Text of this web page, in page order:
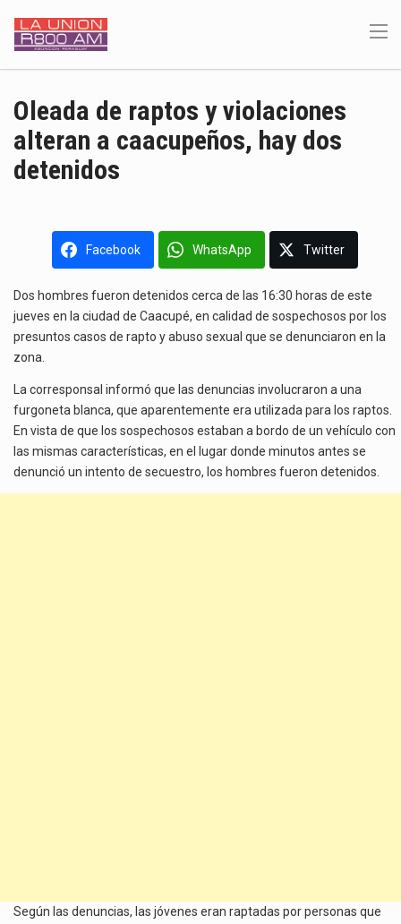
Oleada de raptos y violaciones
alteran a caacupeños, hay dos
detenidos
Facebook WhatsApp Twitter
Dos hombres fueron detenidos cerca de las 16:30 horas de este
jueves en la ciudad de Caacupé, en calidad de sospechosos por los
presuntos casos de rapto y abuso sexual que se denunciaron en la
zona.
La corresponsal informó que las denuncias involucraron a una
furgoneta blanca, que aparentemente era utilizada para los raptos.
En vista de que los sospechosos estaban a bordo de un vehículo con
las mismas características, en el lugar donde minutos antes se
denunció un intento de secuestro, los hombres fueron detenidos.
Según las denuncias, las jóvenes eran raptadas por personas que